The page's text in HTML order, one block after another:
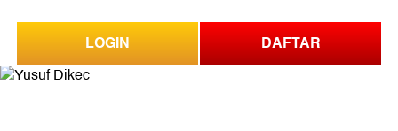
LOGIN DAFTAR